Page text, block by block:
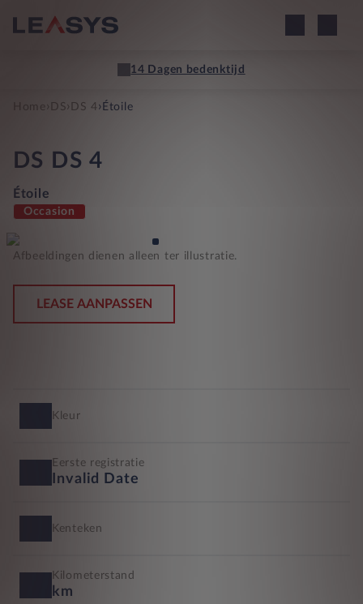
14 Dagen bedenktijd
Home DS › DS 4 › Étoile
DS DS 4
Étoile
Occasion
Afbeeldingen dienen alleen ter illustratie.
LEASE AANPASSEN
Kleur
Eerste registratie
Invalid Date
Kenteken
Kilometerstand
km